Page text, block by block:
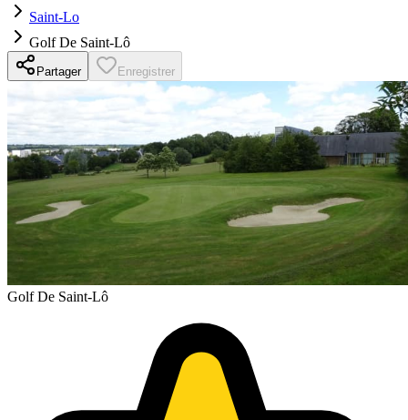
Saint-Lo
Golf De Saint-Lô
Partager Enregistrer
Golf De Saint-Lô